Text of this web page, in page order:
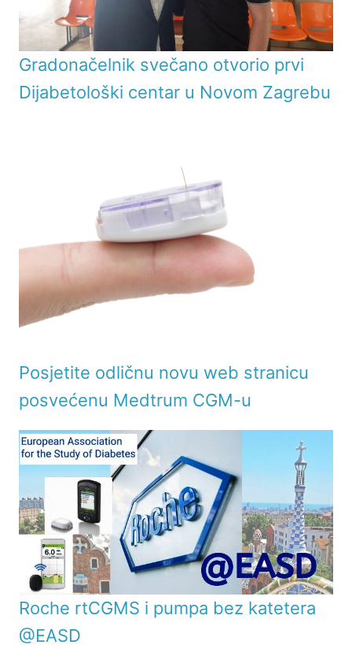
Gradonačelnik svečano otvorio prvi
Dijabetološki centar u Novom Zagrebu
Posjetite odličnu novu web stranicu
posvećenu Medtrum CGM-u
Roche rtCGMS i pumpa bez katetera
@EASD